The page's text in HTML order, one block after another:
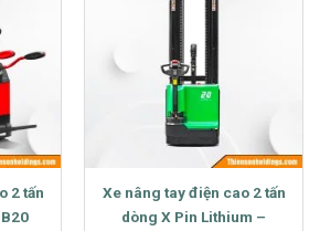
2 tấn
Xe nâng tay điện cao 2 tấn
dòng X Pin Lithium –